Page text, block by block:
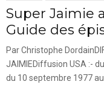
Super Jaimie
Guide des
Par Christophe
JAIMIEDiffusion USA :-
du 10 septembre 1977 au...